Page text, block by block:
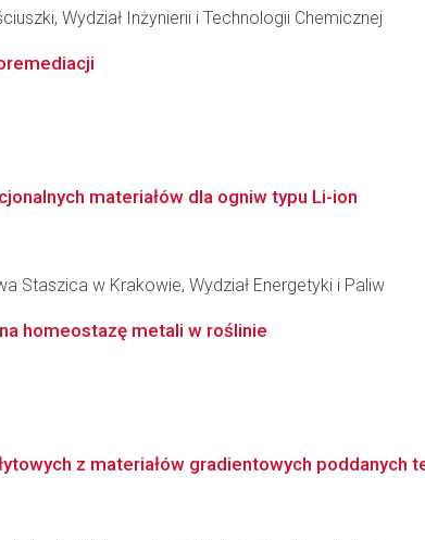
Wydział Inżynierii i Technologii Chemicznej
materiałów dla ogniw typu Li-ion
Staszica w Krakowie, Wydział Energetyki i Paliw
homeostazę metali w roślinie
z materiałów gradientowych poddanych